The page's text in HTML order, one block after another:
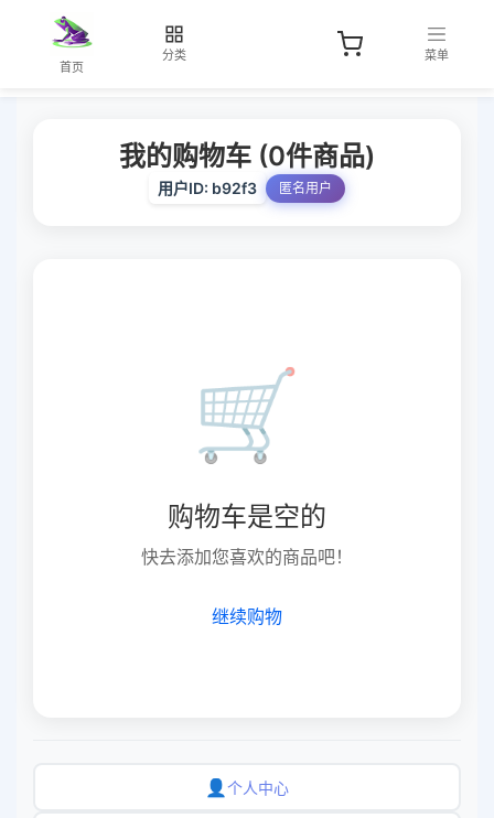
首页
分类 菜单
我的购物车 (0件商品)
用户ID: b92f3 匿名用户
🛒
购物车是空的
快去添加您喜欢的商品吧！
继续购物
👤 个人中心